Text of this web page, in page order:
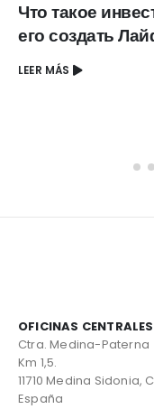
Что такое
его создать
LEER MÁS
OFICINAS
Ctra. Medina-Paterna
Km 1,5.
11710 Medina Sidonia,
España